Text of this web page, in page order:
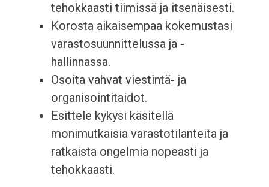
tehokkaasti tiimissä ja itsenäisesti.
Korosta aikaisempaa kokemustasi
varastosuunnittelussa ja -
hallinnassa.
Osoita vahvat viestintä- ja
organisointitaidot.
Esittele kykysi käsitellä
monimutkaisia varastotilanteita ja
ratkaista ongelmia nopeasti ja
tehokkaasti.